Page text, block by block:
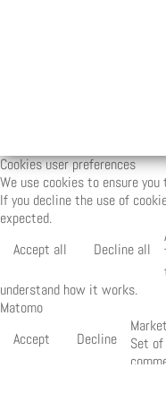
Cookies user preferences
We use cookies to ensure
If you decline the use of
expected.
Accept all
Decline all
understand how it works.
Matomo
Accept
Decline
Set